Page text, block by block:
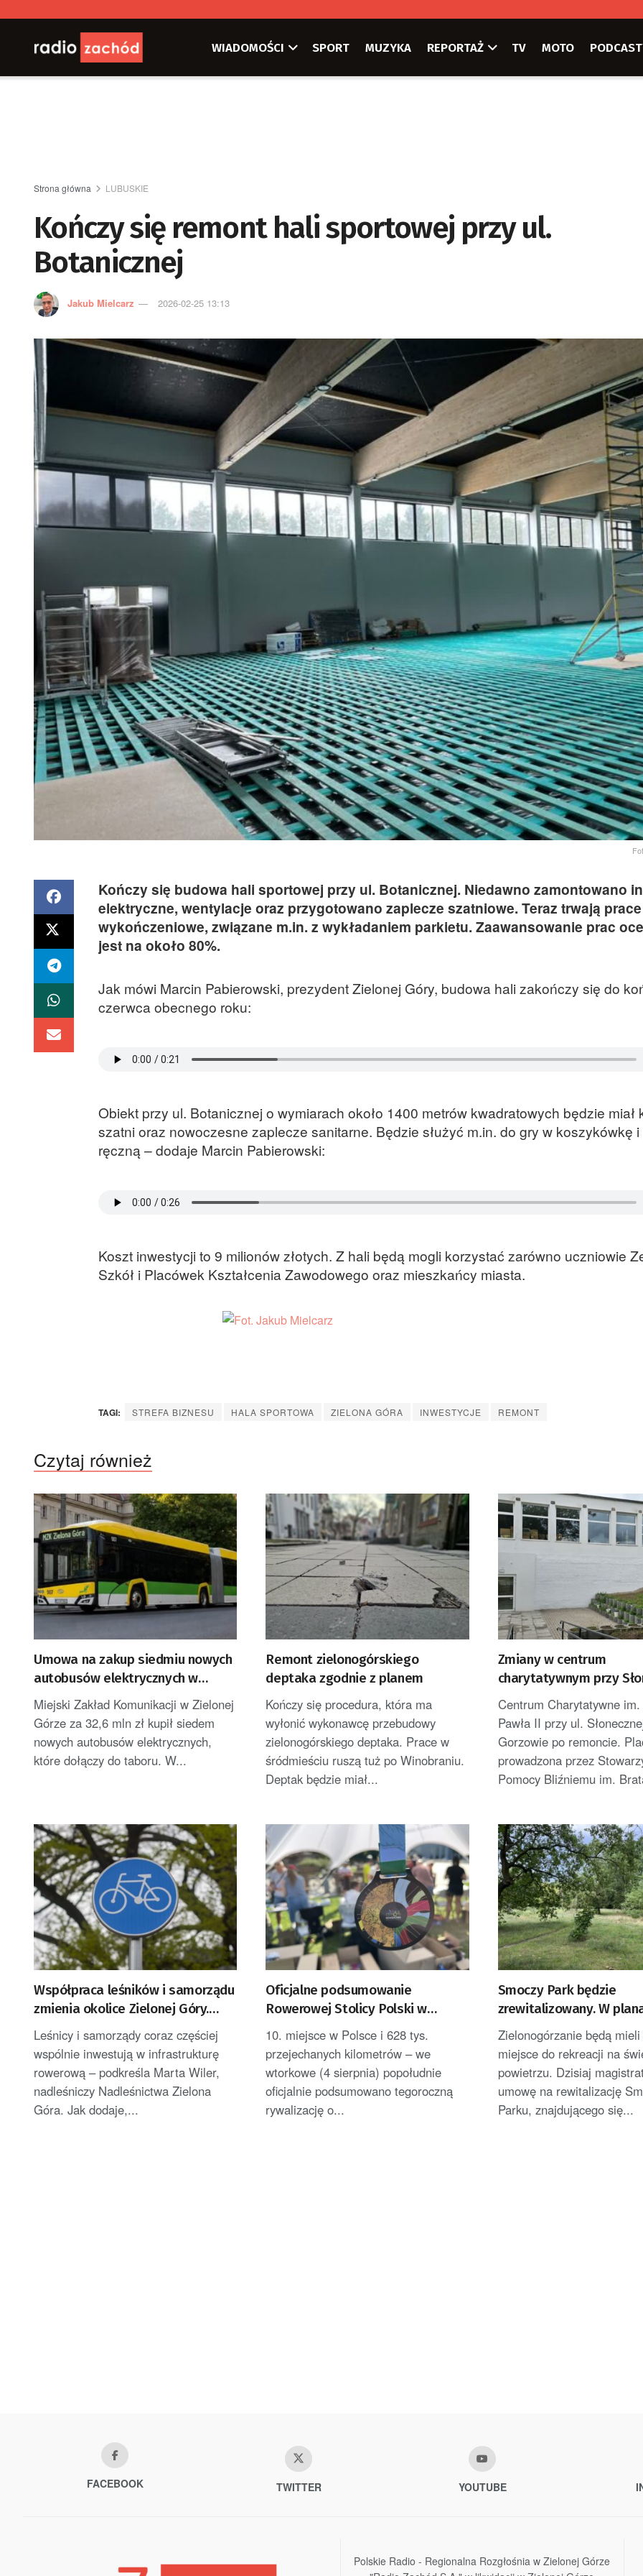
WIADOMOŚCI SPORT MUZYKA REPORTAŻ TV MOTO
Strona główna LUBUSKIE
Kończy się remont hali sportowej przy ul.
Botanicznej
Jakub Mielcarz 2026-02-25 13:13
Kończy się budowa hali sportowej przy ul. Botanicznej. Niedawno zamontowano
elektryczne, wentylacje oraz przygotowano zaplecze szatniowe. Teraz trwają prace
wykończeniowe, związane m.in. z wykładaniem parkietu. Zaawansowanie prac
jest na około 80%.
Jak mówi Marcin Pabierowski, prezydent Zielonej Góry, budowa hali zakończy się do
czerwca obecnego roku:
Obiekt przy ul. Botanicznej o wymiarach około 1400 metrów kwadratowych będzie miał
szatni oraz nowoczesne zaplecze sanitarne. Będzie służyć m.in. do gry w koszykówkę i
ręczną – dodaje Marcin Pabierowski:
Koszt inwestycji to 9 milionów złotych. Z hali będą mogli korzystać zarówno uczniowie
Szkół i Placówek Kształcenia Zawodowego oraz mieszkańcy miasta.
TAGI: STREFA BIZNESU HALA SPORTOWA ZIELONA GÓRA INWESTYCJE REMONT
Czytaj również
Umowa na zakup siedmiu nowych
autobusów elektrycznych w
Zielonej Górze
Miejski Zakład Komunikacji w Zielonej
Górze za 32,6 mln zł kupił siedem
nowych autobusów elektrycznych,
które dołączy do taboru. W...
Remont zielonogórskiego
deptaka zgodnie z planem
Kończy się procedura, która ma
wyłonić wykonawcę przebudowy
zielonogórskiego deptaka. Prace w
śródmieściu ruszą tuż po Winobraniu.
Deptak będzie miał...
Zmiany w centrum
charytatywnym przy
Centrum Charytatywne im.
Pawła II przy ul.
Gorzowie po remoncie.
prowadzona przez
Pomocy Bliźniemu im.
Współpraca leśników i samorządu
zmienia okolice Zielonej Góry.
Powstają nowe ścieżki rowerowe
Leśnicy i samorządy coraz częściej
wspólnie inwestują w infrastrukturę
rowerową – podkreśla Marta Wiler,
nadleśniczy Nadleśnictwa Zielona
Góra. Jak dodaje,...
Oficjalne podsumowanie
Rowerowej Stolicy Polski w
Zielonej Górze
10. miejsce w Polsce i 628 tys.
przejechanych kilometrów – we
wtorkowe (4 sierpnia) popołudnie
oficjalnie podsumowano tegoroczną
rywalizację o...
Smoczy Park będzie
zrewitalizowany. W
nowe atrakcje
Zielonogórzanie będą
miejsce do rekreacji na
powietrzu. Dzisiaj
umowę na rewitalizację
Parku, znajdującego się...
FACEBOOK TWITTER YOUTUBE
Polskie Radio - Regionalna Rozgłośnia w Zielonej Górze